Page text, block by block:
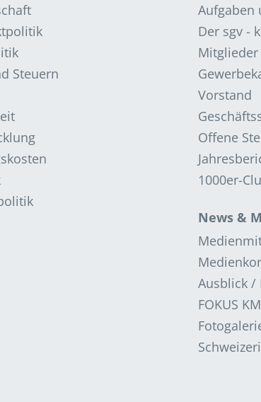
Steuern
Aufgaben
Der sgv -
Mitglieder
Vorstand
Offene
1000er-
News &
Ausblick /
FOKUS